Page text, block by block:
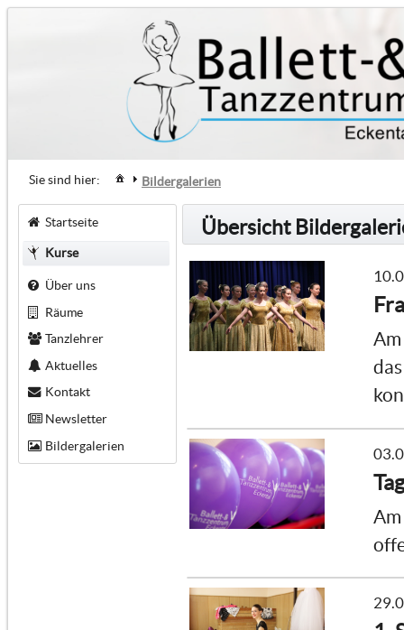
Sie sind hier: Bildergalerien
Startseite
Kurse
Über uns
Räume
Tanzlehrer
Aktuelles
Kontakt
Newsletter
Bildergalerien
Übersicht